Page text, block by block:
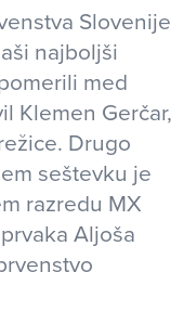
Slovenije
najboljši
med
Klemen Gerčar,
Drugo
seštevku je
razredu MX
Aljoša